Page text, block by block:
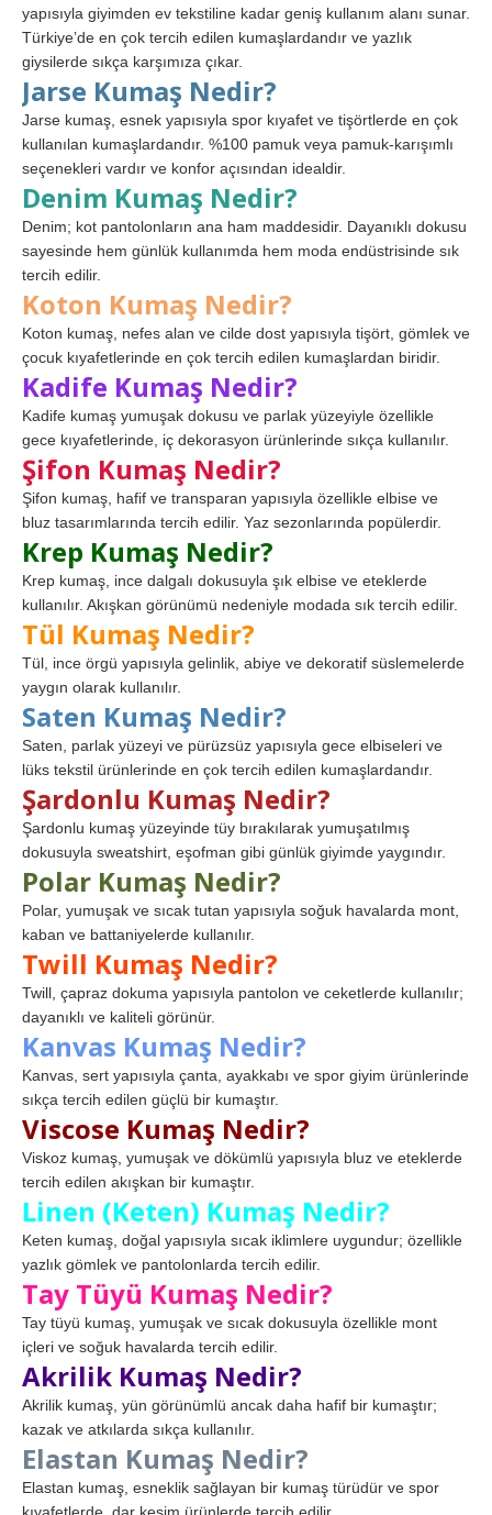
yapısıyla giyimden ev tekstiline kadar geniş kullanım alanı sunar.
Türkiye’de en çok tercih edilen kumaşlardandır ve yazlık
giysilerde sıkça karşımıza çıkar.
Jarse Kumaş Nedir?
Jarse kumaş, esnek yapısıyla spor kıyafet ve tişörtlerde en çok
kullanılan kumaşlardandır. %100 pamuk veya pamuk-karışımlı
seçenekleri vardır ve konfor açısından idealdir.
Denim Kumaş Nedir?
Denim; kot pantolonların ana ham maddesidir. Dayanıklı dokusu
sayesinde hem günlük kullanımda hem moda endüstrisinde sık
tercih edilir.
Koton Kumaş Nedir?
Koton kumaş, nefes alan ve cilde dost yapısıyla tişört, gömlek ve
çocuk kıyafetlerinde en çok tercih edilen kumaşlardan biridir.
Kadife Kumaş Nedir?
Kadife kumaş yumuşak dokusu ve parlak yüzeyiyle özellikle
gece kıyafetlerinde, iç dekorasyon ürünlerinde sıkça kullanılır.
Şifon Kumaş Nedir?
Şifon kumaş, hafif ve transparan yapısıyla özellikle elbise ve
bluz tasarımlarında tercih edilir. Yaz sezonlarında popülerdir.
Krep Kumaş Nedir?
Krep kumaş, ince dalgalı dokusuyla şık elbise ve eteklerde
kullanılır. Akışkan görünümü nedeniyle modada sık tercih edilir.
Tül Kumaş Nedir?
Tül, ince örgü yapısıyla gelinlik, abiye ve dekoratif süslemelerde
yaygın olarak kullanılır.
Saten Kumaş Nedir?
Saten, parlak yüzeyi ve pürüzsüz yapısıyla gece elbiseleri ve
lüks tekstil ürünlerinde en çok tercih edilen kumaşlardandır.
Şardonlu Kumaş Nedir?
Şardonlu kumaş yüzeyinde tüy bırakılarak yumuşatılmış
dokusuyla sweatshirt, eşofman gibi günlük giyimde yaygındır.
Polar Kumaş Nedir?
Polar, yumuşak ve sıcak tutan yapısıyla soğuk havalarda mont,
kaban ve battaniyelerde kullanılır.
Twill Kumaş Nedir?
Twill, çapraz dokuma yapısıyla pantolon ve ceketlerde kullanılır;
dayanıklı ve kaliteli görünür.
Kanvas Kumaş Nedir?
Kanvas, sert yapısıyla çanta, ayakkabı ve spor giyim ürünlerinde
sıkça tercih edilen güçlü bir kumaştır.
Viscose Kumaş Nedir?
Viskoz kumaş, yumuşak ve dökümlü yapısıyla bluz ve eteklerde
tercih edilen akışkan bir kumaştır.
Linen (Keten) Kumaş Nedir?
Keten kumaş, doğal yapısıyla sıcak iklimlere uygundur; özellikle
yazlık gömlek ve pantolonlarda tercih edilir.
Tay Tüyü Kumaş Nedir?
Tay tüyü kumaş, yumuşak ve sıcak dokusuyla özellikle mont
içleri ve soğuk havalarda tercih edilir.
Akrilik Kumaş Nedir?
Akrilik kumaş, yün görünümlü ancak daha hafif bir kumaştır;
kazak ve atkılarda sıkça kullanılır.
Elastan Kumaş Nedir?
Elastan kumaş, esneklik sağlayan bir kumaş türüdür ve spor